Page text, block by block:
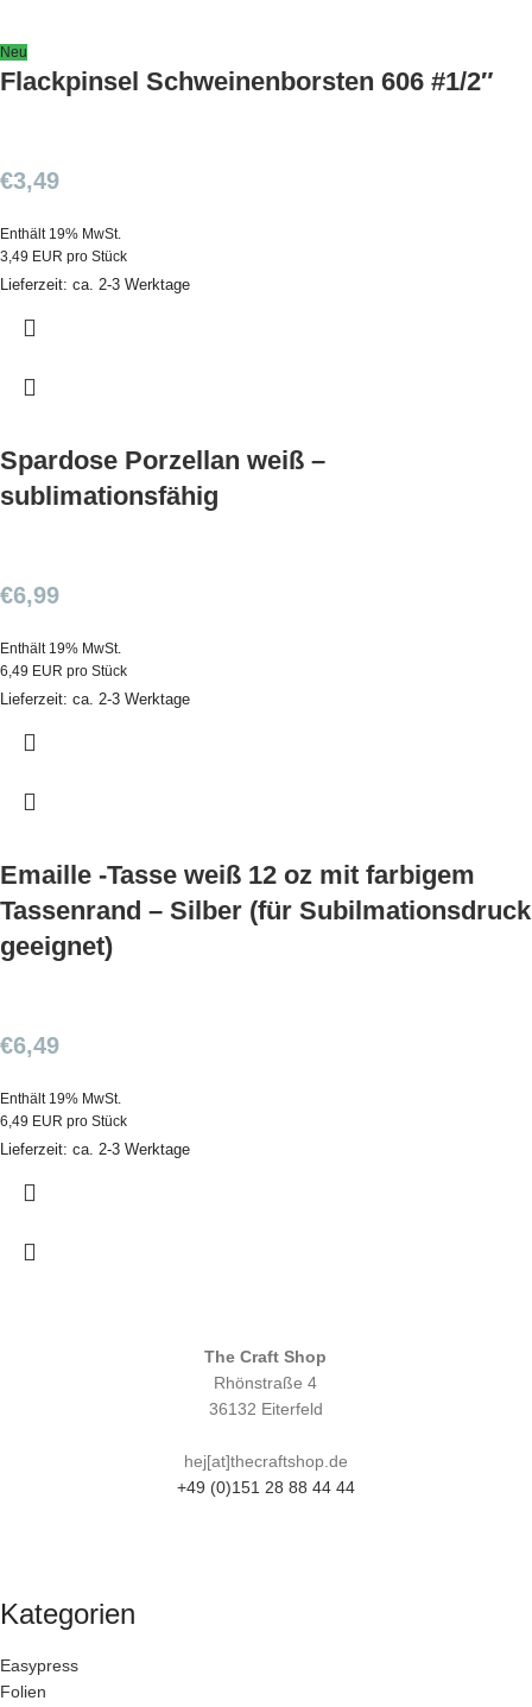
Neu
Flackpinsel Schweinenborsten 606 #1/2″
€3,49
Enthält 19% MwSt.
3,49 EUR pro Stück
Lieferzeit: ca. 2-3 Werktage
Spardose Porzellan weiß –
sublimationsfähig
€6,99
Enthält 19% MwSt.
6,49 EUR pro Stück
Lieferzeit: ca. 2-3 Werktage
Emaille -Tasse weiß 12 oz mit farbigem
Tassenrand – Silber (für Subilmationsdruck
geeignet)
€6,49
Enthält 19% MwSt.
6,49 EUR pro Stück
Lieferzeit: ca. 2-3 Werktage
The Craft Shop
Rhönstraße 4
36132 Eiterfeld
hej[at]thecraftshop.de
+49 (0)151 28 88 44 44
Kategorien
Easypress
Folien